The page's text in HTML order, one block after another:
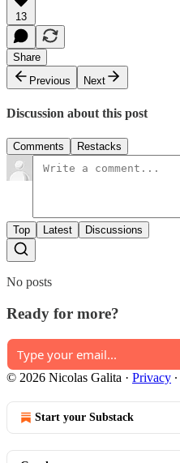
13
Share
Previous
Next
Discussion about this post
Comments Restacks
Top Latest Discussions
No posts
Ready for more?
© 2026 Nicolas Galita · Privacy ∙
Start your Substack